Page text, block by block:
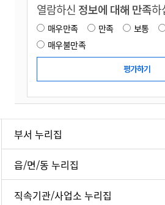
열람하신 정보에 대해 만족하
매우만족 만족 보통
매우불만족
부서 누리집
읍/면/동 누리집
직속기관/사업소 누리집